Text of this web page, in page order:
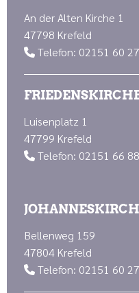
An der Alten Kirche 1
47798 Krefeld
 Telefon: 02151 60
Luisenplatz 1
47799 Krefeld
 Telefon: 02151 66
Bellenweg 159
47804 Krefeld
 Telefon: 02151 60